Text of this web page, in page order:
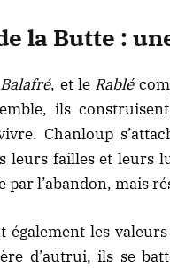
la Butte :
Balafré, et le Rablé
ils
Chanloup
leurs failles et leurs
par l’abandon, mais
également les
d’autrui, ils se